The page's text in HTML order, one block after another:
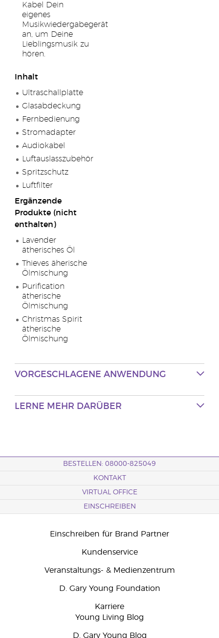
Kabel Dein
eigenes
Musikwiedergabegerät
an, um Deine
Lieblingsmusik zu
hören.
Inhalt
Ultraschallplatte
Glasabdeckung
Fernbedienung
Stromadapter
Audiokabel
Luftauslasszubehör
Spritzschutz
Luftfilter
Ergänzende
Produkte (nicht
enthalten)
Lavender
ätherisches Öl
Thieves äherische
Ölmischung
Purification
ätherische
Ölmischung
Christmas Spirit
ätherische
Ölmischung
VORGESCHLAGENE ANWENDUNG
LERNE MEHR DARÜBER
BESTELLEN: 08000-825049
KONTAKT
VIRTUAL OFFICE
EINSCHREIBEN
Einschreiben für Brand Partner
Kundenservice
Veranstaltungs- & Medienzentrum
D. Gary Young Foundation
Karriere
Young Living Blog
D. Gary Young Blog